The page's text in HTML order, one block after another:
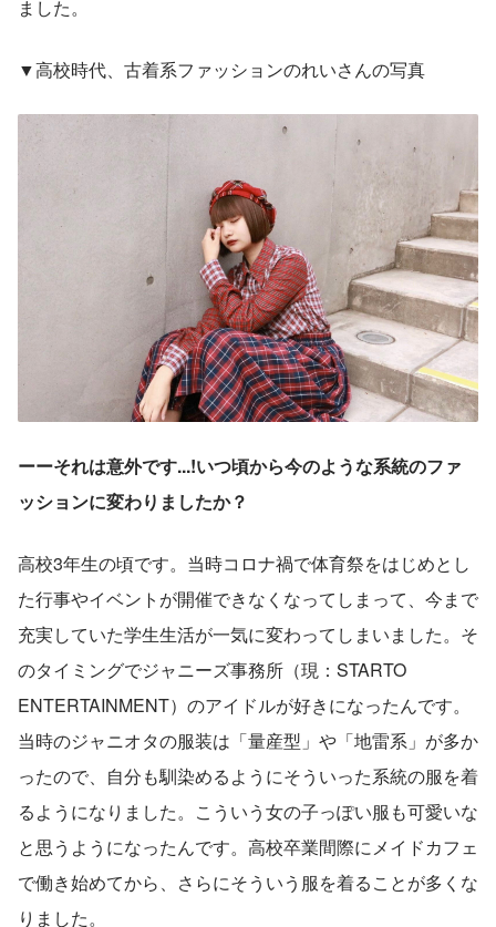
ました。
▼高校時代、古着系ファッションのれいさんの写真
ーーそれは意外です...!いつ頃から今のような系統のファ
ッションに変わりましたか？
高校3年生の頃です。当時コロナ禍で体育祭をはじめとし
た行事やイベントが開催できなくなってしまって、今まで
充実していた学生生活が一気に変わってしまいました。そ
のタイミングでジャニーズ事務所（現：STARTO
ENTERTAINMENT）のアイドルが好きになったんです。
当時のジャニオタの服装は「量産型」や「地雷系」が多か
ったので、自分も馴染めるようにそういった系統の服を着
るようになりました。こういう女の子っぽい服も可愛いな
と思うようになったんです。高校卒業間際にメイドカフェ
で働き始めてから、さらにそういう服を着ることが多くな
りました。